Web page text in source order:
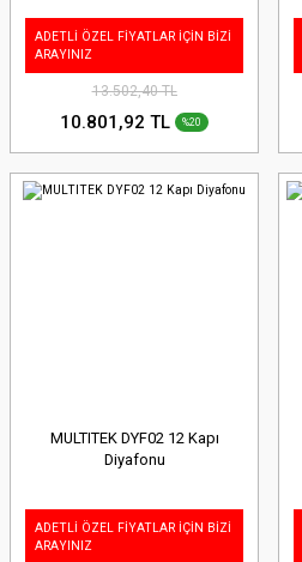
ADETLİ ÖZEL FİYATLAR İÇİN BİZİ
ARAYINIZ
13.502,40 TL
10.801,92 TL %20
MULTITEK DYF02 12 Kapı
Diyafonu
ADETLİ ÖZEL FİYATLAR İÇİN BİZİ
ARAYINIZ